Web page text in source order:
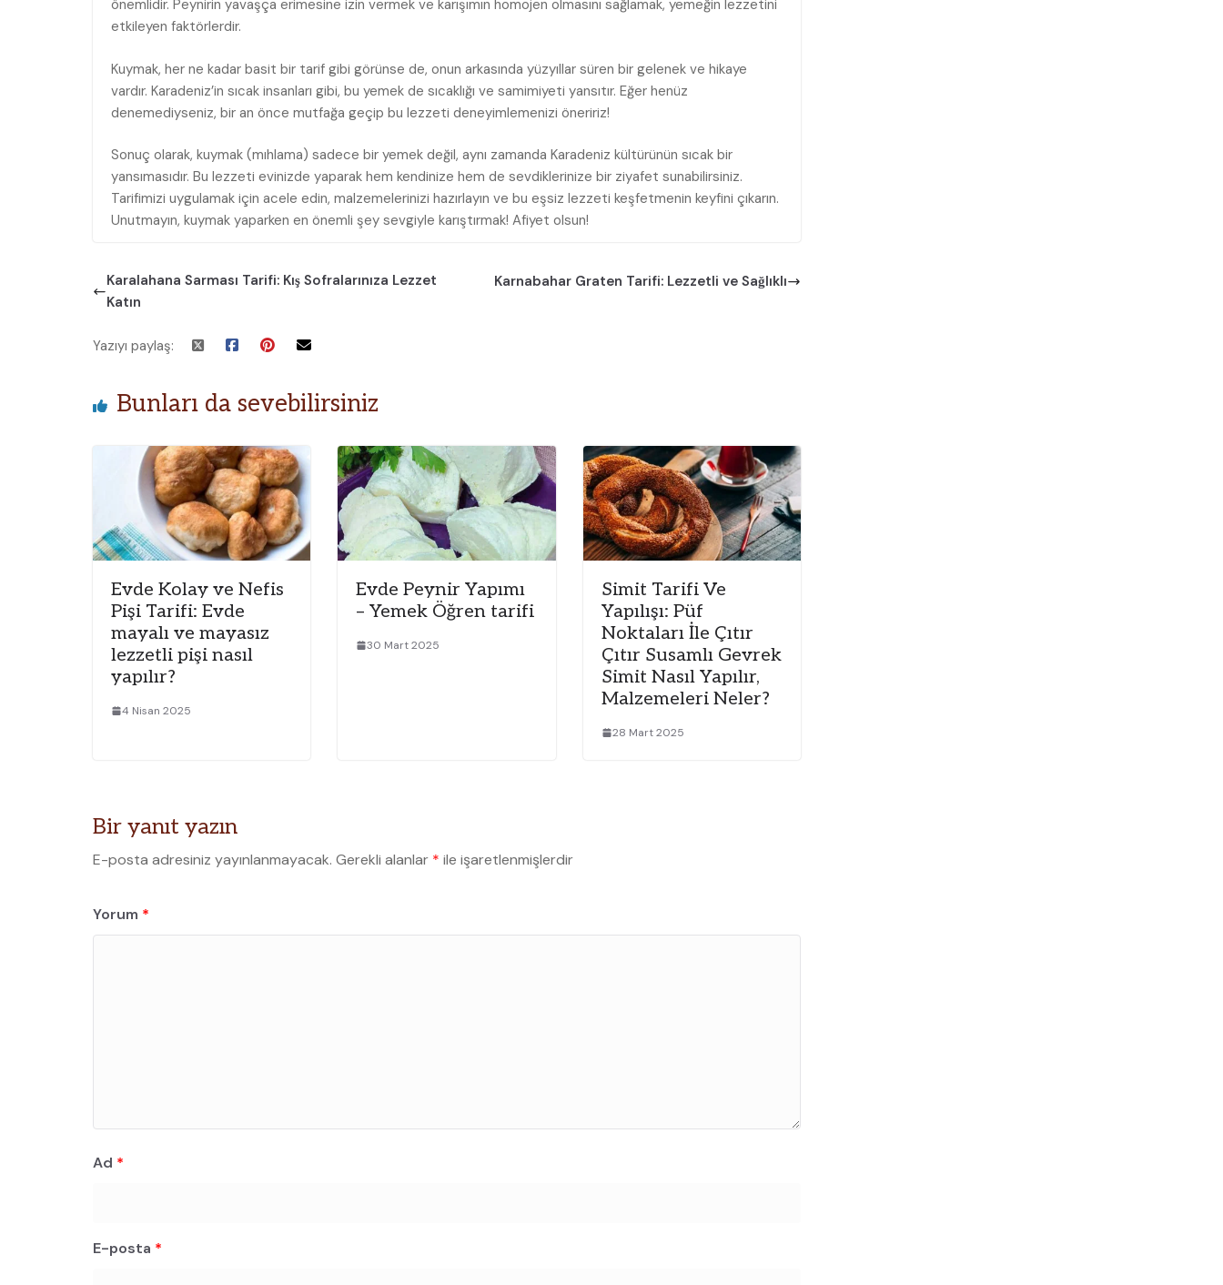
önemlidir. Peynirin yavaşça erimesine izin vermek ve karışımın homojen olmasını sağlamak, yemeğin lezzetini
etkileyen faktörlerdir.
Kuymak, her ne kadar basit bir tarif gibi görünse de, onun arkasında yüzyıllar süren bir gelenek ve hikaye
vardır. Karadeniz’in sıcak insanları gibi, bu yemek de sıcaklığı ve samimiyeti yansıtır. Eğer henüz
denemediyseniz, bir an önce mutfağa geçip bu lezzeti deneyimlemenizi öneririz!
Sonuç olarak, kuymak (mıhlama) sadece bir yemek değil, aynı zamanda Karadeniz kültürünün sıcak bir
yansımasıdır. Bu lezzeti evinizde yaparak hem kendinize hem de sevdiklerinize bir ziyafet sunabilirsiniz.
Tarifimizi uygulamak için acele edin, malzemelerinizi hazırlayın ve bu eşsiz lezzeti keşfetmenin keyfini çıkarın.
Unutmayın, kuymak yaparken en önemli şey sevgiyle karıştırmak! Afiyet olsun!
Karalahana Sarması Tarifi: Kış Sofralarınıza Lezzet
Katın
Karnabahar Graten Tarifi: Lezzetli ve Sağlıklı
Yazıyı paylaş:
Bunları da sevebilirsiniz
Evde Kolay ve Nefis
Pişi Tarifi: Evde
mayalı ve mayasız
lezzetli pişi nasıl
yapılır?
4 Nisan 2025
Evde Peynir Yapımı
– Yemek Öğren tarifi
30 Mart 2025
Simit Tarifi Ve
Yapılışı: Püf
Noktaları İle Çıtır
Çıtır Susamlı Gevrek
Simit Nasıl Yapılır,
Malzemeleri Neler?
28 Mart 2025
Bir yanıt yazın
E-posta adresiniz yayınlanmayacak. Gerekli alanlar * ile işaretlenmişlerdir
Yorum *
Ad *
E-posta *